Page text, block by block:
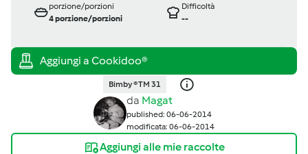
porzione/porzioni
4porzione/porzioni
Difficoltà
--
Bimby ® TM 31
da Magat
published: 06-06-2014
modificata: 06-06-2014
Aggiungi alle mie raccolte